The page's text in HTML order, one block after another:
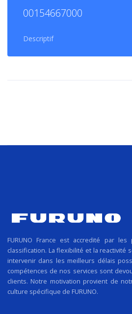
00154667000
Descriptif
FURUNO France est accredité par les
classification. La flexibilité et la reactivité
intervenir dans les meilleurs délais
compétences de nos services sont
clients. Notre motivation provient de
culture spécifique de FURUNO.